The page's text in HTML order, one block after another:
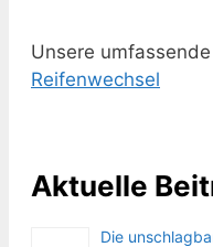
Unsere
Reifenwechsel
Aktuelle
Die